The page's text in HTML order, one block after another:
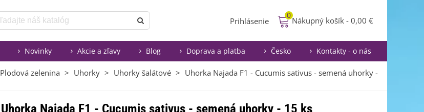
Prihlásenie
0
Nákupný košík - 0,00 €
Novinky Akcie a zľavy Blog Doprava a platba Česko Kontakty - o nás
Plodová zelenina > Uhorky > Uhorky šalátové > Uhorka Najada F1 - Cucumis sativus - semená uhorky -
Uhorka Najada F1 - Cucumis sativus - semená uhorky - 15 ks